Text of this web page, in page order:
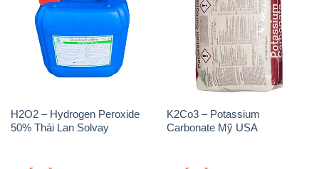
H2O2 – Hydrogen Peroxide
50% Thái Lan Solvay
K2Co3 – Potassium
Carbonate Mỹ USA